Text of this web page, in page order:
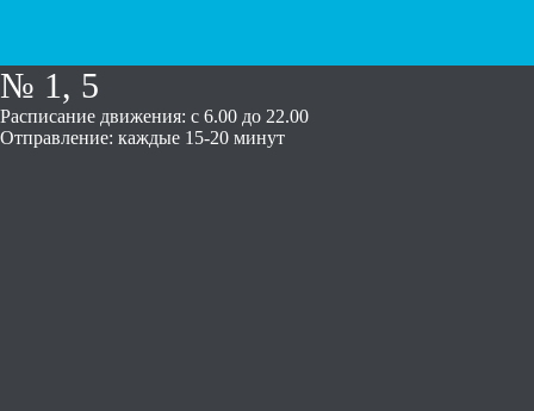
№ 1, 5
Расписание движения: с 6.00 до 22.00
Отправление: каждые 15-20 минут